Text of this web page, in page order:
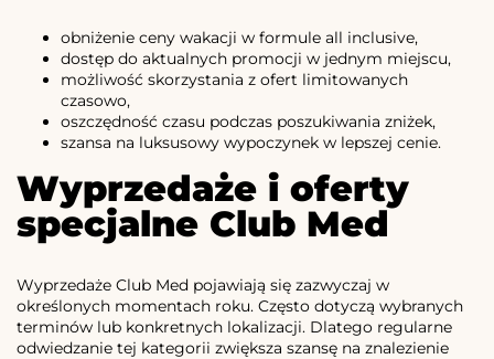
obniżenie ceny wakacji w formule all inclusive,
dostęp do aktualnych promocji w jednym miejscu,
możliwość skorzystania z ofert limitowanych
czasowo,
oszczędność czasu podczas poszukiwania zniżek,
szansa na luksusowy wypoczynek w lepszej cenie.
Wyprzedaże i oferty
specjalne Club Med
Wyprzedaże Club Med pojawiają się zazwyczaj w
określonych momentach roku. Często dotyczą wybranych
terminów lub konkretnych lokalizacji. Dlatego regularne
odwiedzanie tej kategorii zwiększa szansę na znalezienie